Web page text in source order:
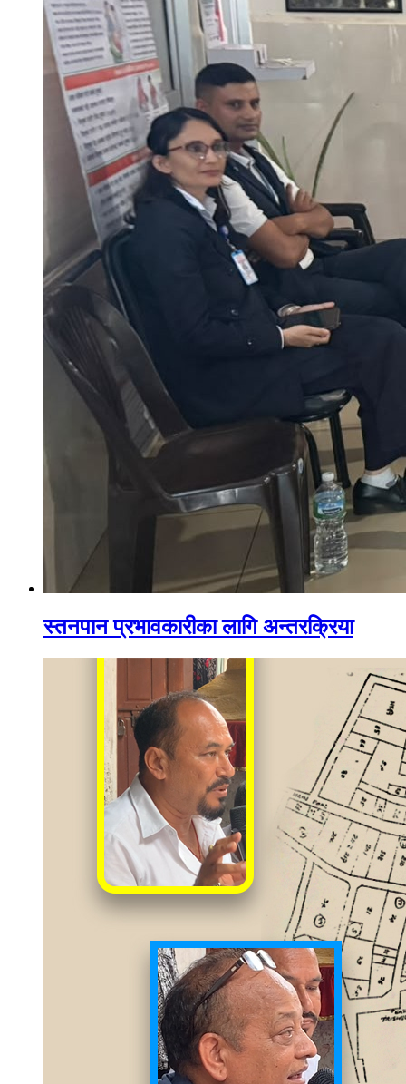
स्तनपान प्रभावकारीका लागि अन्तरक्रिया